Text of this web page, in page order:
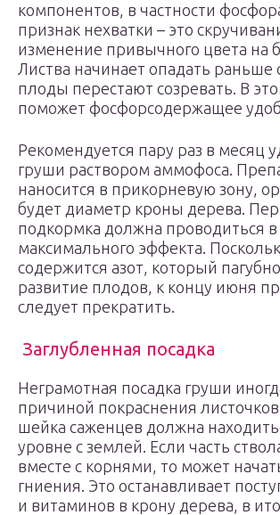
компонентов, в частности
признак нехватки – это
изменение привычного цвета на
Листва начинает опадать раньше
плоды перестают созревать. В
поможет фосфорсодержащее
Рекомендуется пару раз в месяц
груши раствором аммофоса.
наносится в прикорневую зону,
будет диаметр кроны дерева.
подкормка должна проводиться
максимального эффекта.
содержится азот, который
развитие плодов, к концу июня
следует прекратить.
Заглубленная посадка
Неграмотная посадка груши
причиной покраснения
шейка саженцев должна
уровне с землей. Если часть
вместе с корнями, то может
гниения. Это останавливает
и витаминов в крону дерева, в